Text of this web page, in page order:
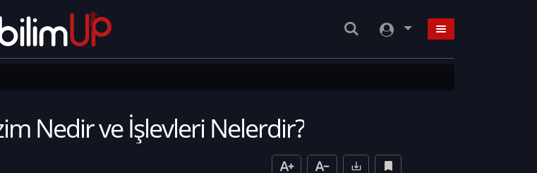
Nedir ve İşlevleri Nelerdir?